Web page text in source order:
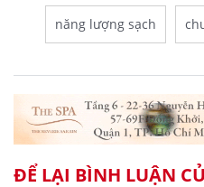
năng lượng sạch
ĐỂ LẠI BÌNH LUẬN